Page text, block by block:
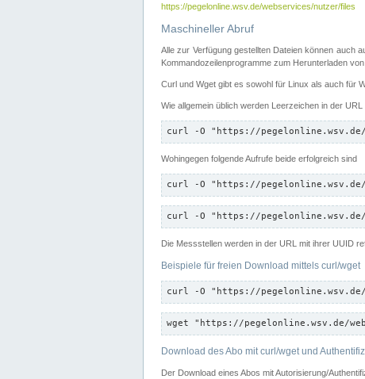
https://pegelonline.wsv.de/webservices/nutzer/files
Maschineller Abruf
Alle zur Verfügung gestellten Dateien können auch
Kommandozeilenprogramme zum Herunterladen
Curl und Wget gibt es sowohl für Linux als auch für
Wie allgemein üblich werden Leerzeichen in der
curl -O "https://pegelonline.wsv.de/
Wohingegen folgende Aufrufe beide erfolgreich sind
curl -O "https://pegelonline.wsv.de/
curl -O "https://pegelonline.wsv.de/
Die Messstellen werden in der URL mit ihrer UUID
Beispiele für freien Download mittels curl/wget
curl -O "https://pegelonline.wsv.de/
wget "https://pegelonline.wsv.de/
Download des Abo mit curl/wget und
Der Download eines Abos mit Autorisierung/